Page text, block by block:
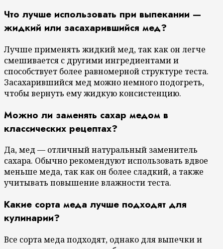
Что лучше использовать при выпекании —
жидкий или засахарившийся мед?
Лучше применять жидкий мед, так как он легче
смешивается с другими ингредиентами и
способствует более равномерной структуре теста.
Засахарившийся мед можно немного подогреть,
чтобы вернуть ему жидкую консистенцию.
Можно ли заменять сахар медом в
классических рецептах?
Да, мед — отличный натуральный заменитель
сахара. Обычно рекомендуют использовать вдвое
меньше меда, так как он более сладкий, а также
учитывать повышение влажности теста.
Какие сорта меда лучше подходят для
кулинарии?
Все сорта меда подходят, однако для выпечки и